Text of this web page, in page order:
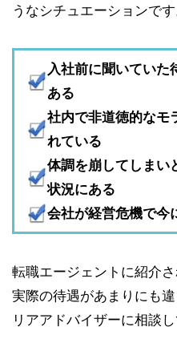
うなシチュエーションです
入社前に聞いていた
ある
社内で非道徳的なモ
れている
体調を崩してしまい
状況にある
会社が経営危機で今
転職エージェントに紹介
実際の待遇があまりにも
リアアドバイザーに相談し